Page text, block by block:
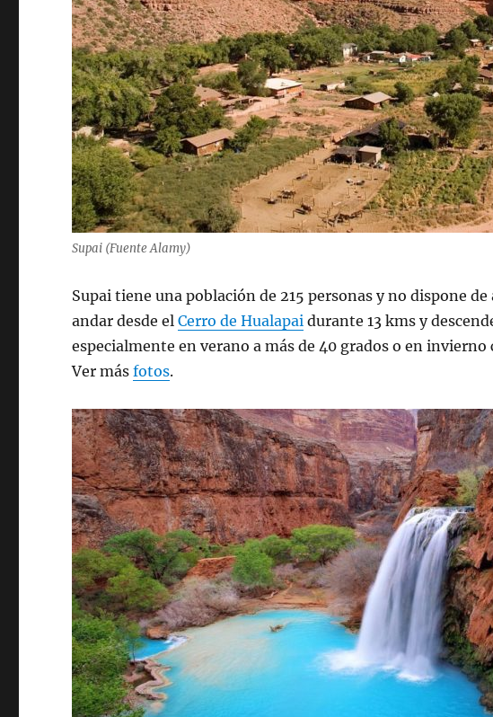
Supai (Fuente Alamy)
Supai tiene una población de 215 personas y no dispone
andar desde elCerro de Hualapai durante 13 kms y
especialmente en verano a más de 40 grados o en invierno
Ver másfotos.